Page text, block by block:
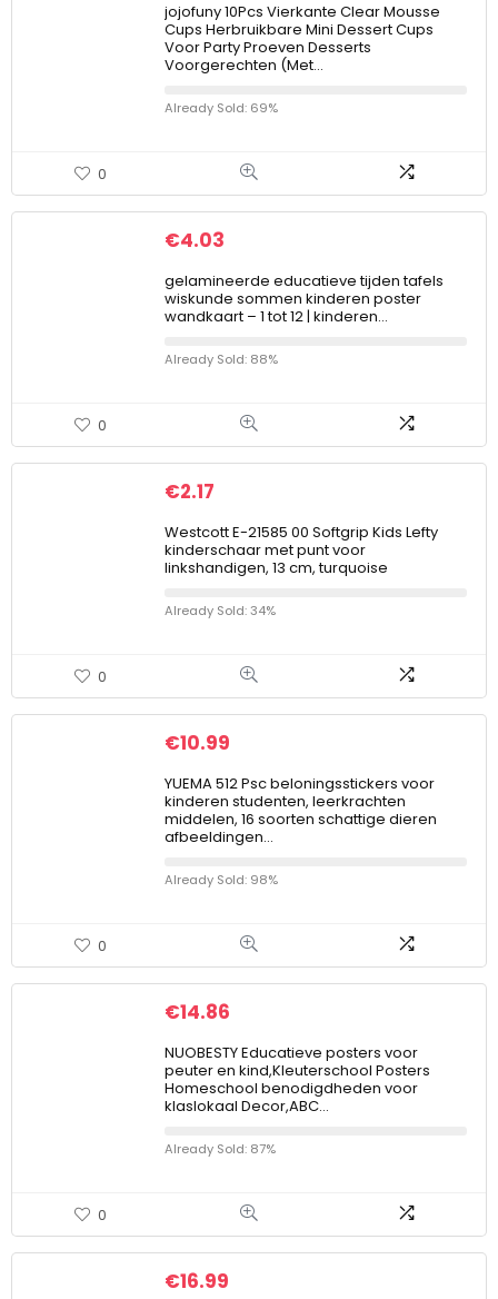
jojofuny 10Pcs Vierkante Clear Mousse
Cups Herbruikbare Mini Dessert Cups
Voor Party Proeven Desserts
Voorgerechten (Met…
Already Sold: 69%
0
€4.03
gelamineerde educatieve tijden tafels
wiskunde sommen kinderen poster
wandkaart – 1 tot 12 | kinderen…
Already Sold: 88%
0
€2.17
Westcott E-21585 00 Softgrip Kids Lefty
kinderschaar met punt voor
linkshandigen, 13 cm, turquoise
Already Sold: 34%
0
€10.99
YUEMA 512 Psc beloningsstickers voor
kinderen studenten, leerkrachten
middelen, 16 soorten schattige dieren
afbeeldingen…
Already Sold: 98%
0
€14.86
NUOBESTY Educatieve posters voor
peuter en kind,Kleuterschool Posters
Homeschool benodigdheden voor
klaslokaal Decor,ABC…
Already Sold: 87%
0
€16.99